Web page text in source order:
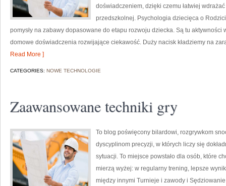
doświadczeniem, dzięki czemu łatwiej
przedszkolnej. Psychologia dziecięca o
pomysły na zabawy dopasowane do etapu rozwoju dziecka. Są tu aktywności
domowe doświadczenia rozwijające ciekawość. Duży nacisk kładziemy na
Read More ]
CATEGORIES: NOWE TECHNOLOGIE
Zaawansowane techniki gry
To blog poświęcony bilardowi, rozgrywkom
dyscyplinom precyzji, w których liczy się
sytuacji. To miejsce powstało dla osób, które
mierzą wyżej: w regularny trening, lepsze
między innymi Turnieje i zawody i